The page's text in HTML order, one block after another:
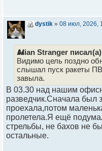
dystik » 08 июл, 2026,
Alian Stranger
Видимо цель поздно
слышал пуск ракеты
завыла.
В 03.30 над нашим
разведчик.Сначала был
проехала,потом
пролетела.Я ещё
стрельбы, не бахов не
остальные.